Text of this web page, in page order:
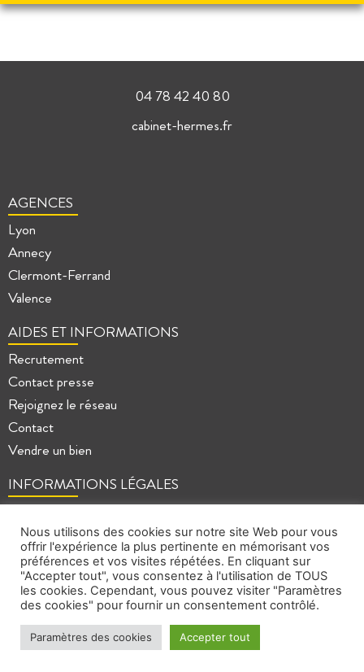
04 78 42 40 80
cabinet-hermes.fr
AGENCES
Lyon
Annecy
Clermont-Ferrand
Valence
AIDES ET INFORMATIONS
Recrutement
Contact presse
Rejoignez le réseau
Contact
Vendre un bien
INFORMATIONS LÉGALES
Mentions légales
Politique de confidentialité
Plan du site
Nous utilisons des cookies sur notre site Web pour vous
offrir l'expérience la plus pertinente en mémorisant vos
préférences et vos visites répétées. En cliquant sur
"Accepter tout", vous consentez à l'utilisation de TOUS
les cookies. Cependant, vous pouvez visiter "Paramètres
des cookies" pour fournir un consentement contrôlé.
Paramètres des cookies Accepter tout